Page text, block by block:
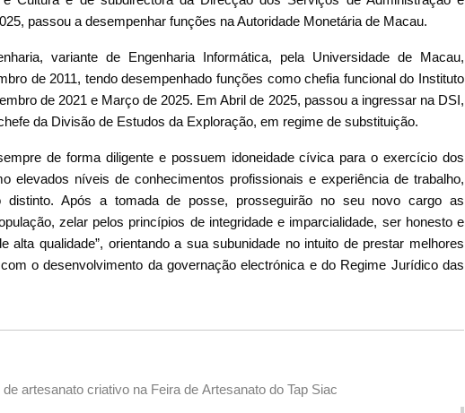
passou a desempenhar funções na Autoridade Monetária de Macau.
variante de Engenharia Informática, pela Universidade de Macau,
de 2011, tendo desempenhado funções como chefia funcional do Instituto
de 2021 e Março de 2025. Em Abril de 2025, passou a ingressar na DSI,
da Divisão de Estudos da Exploração, em regime de substituição.
de forma diligente e possuem idoneidade cívica para o exercício dos
elevados níveis de conhecimentos profissionais e experiência de trabalho,
distinto. Após a tomada de posse, prosseguirão no seu novo cargo as
zelar pelos princípios de integridade e imparcialidade, ser honesto e
alta qualidade”, orientando a sua subunidade no intuito de prestar melhores
o desenvolvimento da governação electrónica e do Regime Jurídico das
artesanato criativo na Feira de Artesanato do Tap Siac